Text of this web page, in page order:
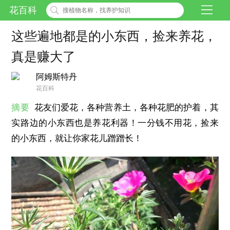
花百科
这些遍地都是的小东西，捡来养花，
真是赚大了
阿姆斯特丹
花百科
摘要 花友们爱花，各种营养土，各种花肥的护着，其
实路边的小东西也是养花利器！一分钱不用花，捡来
的小东西，就让你家花儿蹭蹭长！